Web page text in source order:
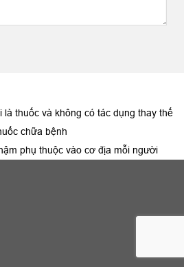
là thuốc và không có tác dụng thay thế
chữa bệnh
phụ thuộc vào cơ địa mỗi người